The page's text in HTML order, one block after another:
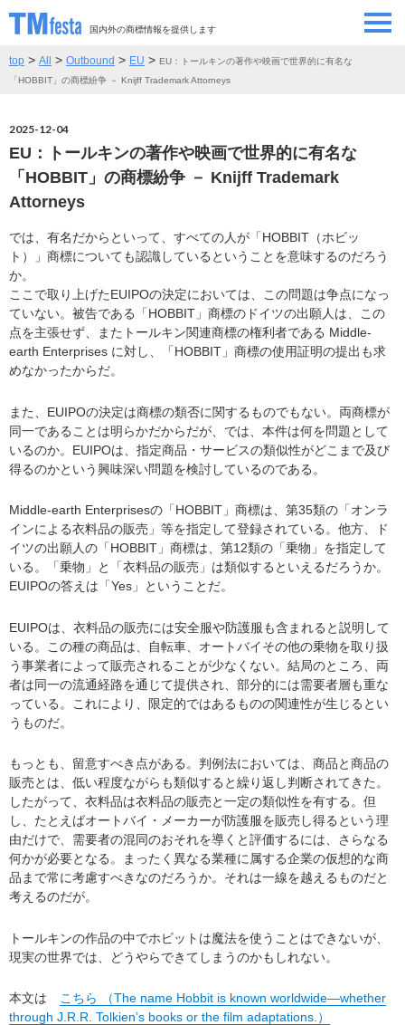
国内外の商標情報を提供します
SEMINAR/EVENT
CONTRIBUTORS 情報提供者
top > All > Outbound > EU > EU：トールキンの著作や映画で世界的に有名な
「HOBBIT」の商標紛争 － Knijff Trademark Attorneys
2025-12-04
EU：トールキンの著作や映画で世界的に有名な
「HOBBIT」の商標紛争 － Knijff Trademark
Attorneys
では、有名だからといって、すべての人が「HOBBIT（ホビッ
ト）」商標についても認識しているということを意味するのだろう
か。
ここで取り上げたEUIPOの決定においては、この問題は争点になっ
ていない。被告である「HOBBIT」商標のドイツの出願人は、この
点を主張せず、またトールキン関連商標の権利者である Middle-
earth Enterprises に対し、「HOBBIT」商標の使用証明の提出も求
めなかったからだ。
また、EUIPOの決定は商標の類否に関するものでもない。両商標が
同一であることは明らかだからだが、では、本件は何を問題として
いるのか。EUIPOは、指定商品・サービスの類似性がどこまで及び
得るのかという興味深い問題を検討しているのである。
Middle-earth Enterprisesの「HOBBIT」商標は、第35類の「オンラ
インによる衣料品の販売」等を指定して登録されている。他方、ド
イツの出願人の「HOBBIT」商標は、第12類の「乗物」を指定して
いる。「乗物」と「衣料品の販売」は類似するといえるだろうか。
EUIPOの答えは「Yes」ということだ。
EUIPOは、衣料品の販売には安全服や防護服も含まれると説明して
いる。この種の商品は、自転車、オートバイその他の乗物を取り扱
う事業者によって販売されることが少なくない。結局のところ、両
者は同一の流通経路を通じて提供され、部分的には需要者層も重な
っている。これにより、限定的ではあるものの関連性が生じるとい
うものだ。
もっとも、留意すべき点がある。判例法においては、商品と商品の
販売とは、低い程度ながらも類似すると繰り返し判断されてきた。
したがって、衣料品は衣料品の販売と一定の類似性を有する。但
し、たとえばオートバイ・メーカーが防護服を販売し得るという理
由だけで、需要者の混同のおそれを導くと評価するには、さらなる
何かが必要となる。まったく異なる業種に属する企業の仮想的な商
品まで常に考慮すべきなのだろうか。それは一線を越えるものだと
考えるのだが。
トールキンの作品の中でホビットは魔法を使うことはできないが、
現実の世界では、どうやらできてしまうのかもしれない。
本文は
こちら （The name Hobbit is known worldwide—whether
through J.R.R. Tolkien’s books or the film adaptations.）